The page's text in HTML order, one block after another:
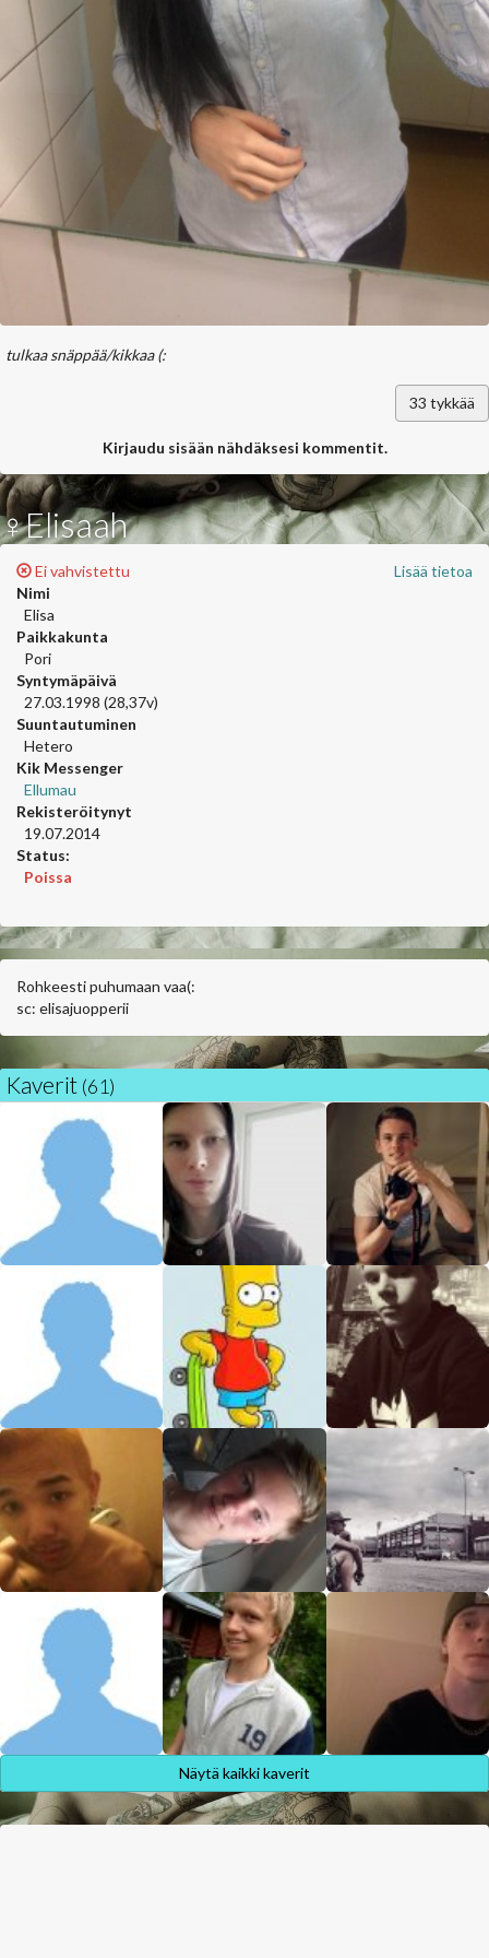
tulkaa snäppää/kikkaa (:
33 tykkää
Kirjaudu sisään nähdäksesi kommentit.
♀Elisaah
Lisää tietoa
Ei vahvistettu
Nimi
Elisa
Paikkakunta
Pori
Syntymäpäivä
27.03.1998 (28,37v)
Suuntautuminen
Hetero
Kik Messenger
Ellumau
Rekisteröitynyt
19.07.2014
Status:
Poissa
Rohkeesti puhumaan vaa(:
sc: elisajuopperii
Kaverit (61)
Näytä kaikki kaverit